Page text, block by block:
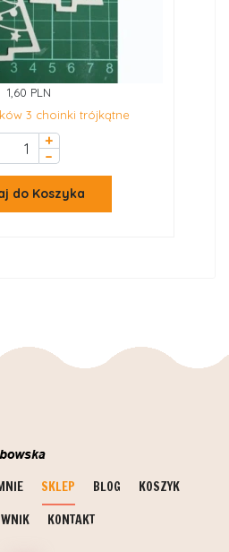
1,60 PLN
3 choinki trójkątne
+
–
do Koszyka
SKLEP BLOG
KOSZYK
KONTAKT